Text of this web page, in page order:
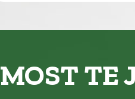
MOST TE